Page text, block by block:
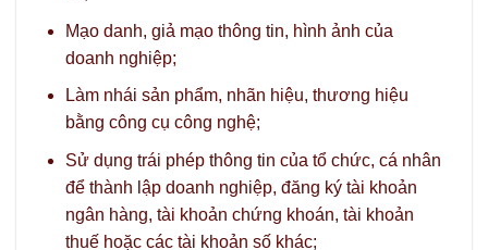
Mạo danh, giả mạo thông tin, hình ảnh của
doanh nghiệp;
Làm nhái sản phẩm, nhãn hiệu, thương hiệu
bằng công cụ công nghệ;
Sử dụng trái phép thông tin của tổ chức, cá nhân
để thành lập doanh nghiệp, đăng ký tài khoản
ngân hàng, tài khoản chứng khoán, tài khoản
thuế hoặc các tài khoản số khác;